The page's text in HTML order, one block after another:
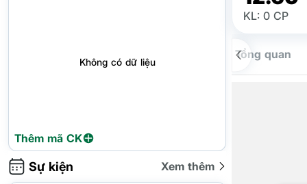
Không có dữ liệu
Thêm mã CK
Sự kiện Xem thêm
KL: 0 CP
Tổng quan